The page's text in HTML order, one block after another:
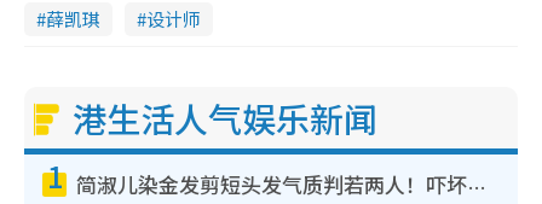
薛凯琪
设计师
港生活人气娱乐新闻
1 简淑儿染金发剪短头发气质判若两人！吓坏老公麦大力都认不出：“你做什么？”